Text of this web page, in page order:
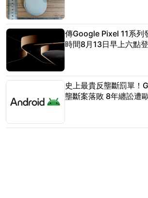
傳Google Pixel 11系列
時間8月13日早上六點
史上最貴反壟斷罰單
壟斷案落敗 8年纏訟遭